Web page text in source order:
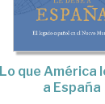
Lo que América
a España